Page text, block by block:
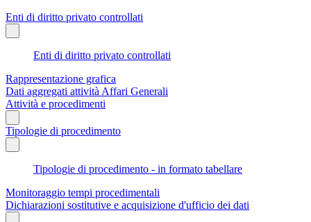
Enti di diritto privato controllati
Enti di diritto privato controllati
Rappresentazione grafica
Dati aggregati attività Affari Generali
Attività e procedimenti
Tipologie di procedimento
Tipologie di procedimento - in formato tabellare
Monitoraggio tempi procedimentali
Dichiarazioni sostitutive e acquisizione d'ufficio dei dati